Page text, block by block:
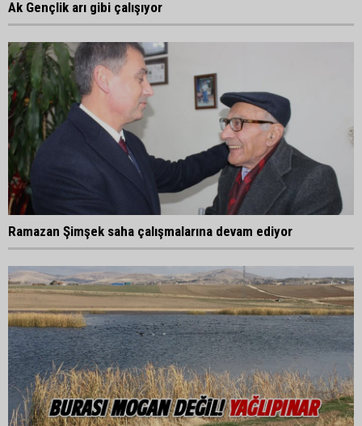
Ak Gençlik arı gibi çalışıyor
Ramazan Şimşek saha çalışmalarına devam ediyor